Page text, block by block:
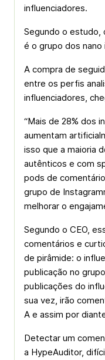
influenciadores.
Segundo o estudo,
é o grupo dos nano
A compra de
entre os perfis
influenciadores,
“Mais de 28% dos
aumentam
isso que a maioria
autênticos e com
pods de
grupo de
melhorar o
Segundo o CEO,
comentários e
de pirâmide: o
publicação no
publicações do
sua vez, irão
A e assim por
Detectar um
a HypeAuditor,